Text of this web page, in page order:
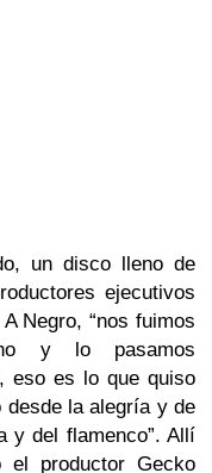
un disco lleno de
ejecutivos
Negro, “nos fuimos
y lo pasamos
eso es lo que quiso
desde la alegría y de
y del flamenco”. Allí
el productor Gecko